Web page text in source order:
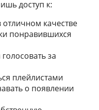
доступ к:
отличном качестве
понравившихся
за
плейлистами
о появлении